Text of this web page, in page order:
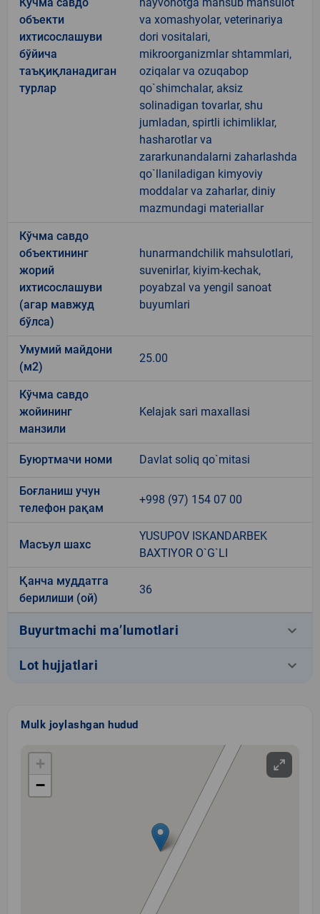
объекти
ихтисослашуви
бўйича
таъқиқланадиган
турлар
va xomashyolar, veterinariya
dori vositalari,
mikroorganizmlar shtammlari,
oziqalar va ozuqabop
qo`shimchalar, aksiz
solinadigan tovarlar, shu
jumladan, spirtli ichimliklar,
hasharotlar va
zararkunandalarni zaharlashda
qo`llaniladigan kimyoviy
moddalar va zaharlar, diniy
mazmundagi materiallar
Кўчма савдо
объектининг
жорий
ихтисослашуви
(агар мавжуд
бўлса)
hunarmandchilik mahsulotlari,
suvenirlar, kiyim-kechak,
poyabzal va yengil sanoat
buyumlari
Умумий майдони
(м2)
25.00
Кўчма савдо
жойининг
манзили
Kelajak sari maxallasi
Буюртмачи номи Davlat soliq qo`mitasi
Боғланиш учун
телефон рақам
+998 (97) 154 07 00
Масъул шахс
YUSUPOV ISKANDARBEK
BAXTIYOR O`G`LI
Қанча муддатга
берилиши (ой)
36
Buyurtmachi ma’lumotlari keyboard_arrow_down
Lot hujjatlari keyboard_arrow_down
Mulk joylashgan hudud
+
−